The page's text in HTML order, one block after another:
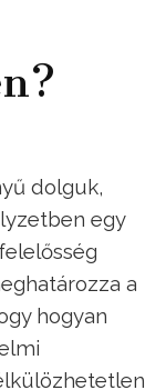
dolguk,
egy
a
hogyan